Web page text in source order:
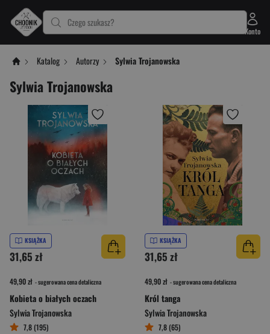
Czego szukasz?
Konto
Katalog Autorzy Sylwia Trojanowska
Sylwia Trojanowska
KSIĄŻKA
31,65 zł
49,90 zł - sugerowana cena detaliczna
Kobieta o białych oczach
Sylwia Trojanowska
7,8 (195)
KSIĄŻKA
31,65 zł
49,90 zł - sugerowana cena detaliczna
Król tanga
Sylwia Trojanowska
7,8 (65)